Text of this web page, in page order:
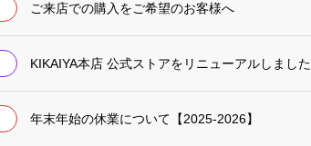
ご来店での購入をご希望のお客様へ
KIKAIYA本店 公式ストアをリニューアルしました
年末年始の休業について【2025-2026】